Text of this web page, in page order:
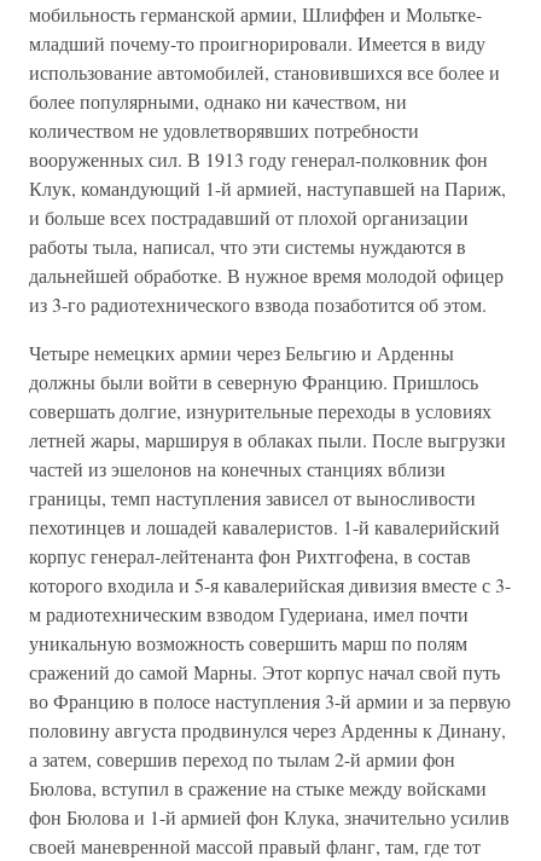
мобильность германской армии, Шлиффен и Мольтке-
младший почему-то проигнорировали. Имеется в виду
использование автомобилей, становившихся все более и
более популярными, однако ни качеством, ни
количеством не удовлетворявших потребности
вооруженных сил. В 1913 году генерал-полковник фон
Клук, командующий 1-й армией, наступавшей на Париж,
и больше всех пострадавший от плохой организации
работы тыла, написал, что эти системы нуждаются в
дальнейшей обработке. В нужное время молодой офицер
из 3-го радиотехнического взвода позаботится об этом.
Четыре немецких армии через Бельгию и Арденны
должны были войти в северную Францию. Пришлось
совершать долгие, изнурительные переходы в условиях
летней жары, маршируя в облаках пыли. После выгрузки
частей из эшелонов на конечных станциях вблизи
границы, темп наступления зависел от выносливости
пехотинцев и лошадей кавалеристов. 1-й кавалерийский
корпус генерал-лейтенанта фон Рихтгофена, в состав
которого входила и 5-я кавалерийская дивизия вместе с 3-
м радиотехническим взводом Гудериана, имел почти
уникальную возможность совершить марш по полям
сражений до самой Марны. Этот корпус начал свой путь
во Францию в полосе наступления 3-й армии и за первую
половину августа продвинулся через Арденны к Динану,
а затем, совершив переход по тылам 2-й армии фон
Бюлова, вступил в сражение на стыке между войсками
фон Бюлова и 1-й армией фон Клука, значительно усилив
своей маневренной массой правый фланг, там, где тот